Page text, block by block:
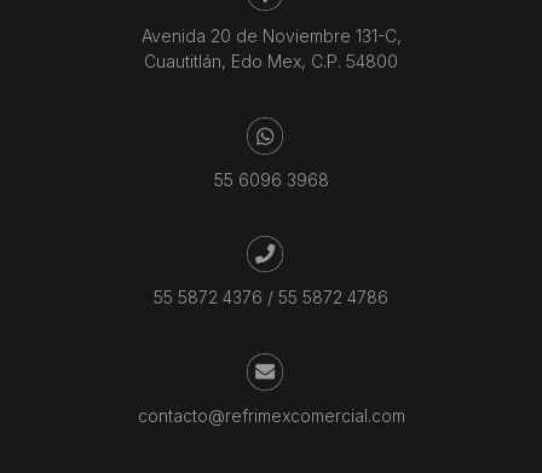
Avenida 20 de Noviembre 131-C,
Cuautitlán, Edo Mex, C.P. 54800
55 6096 3968
55 5872 4376 / 55 5872 4786
contacto@refrimexcomercial.com